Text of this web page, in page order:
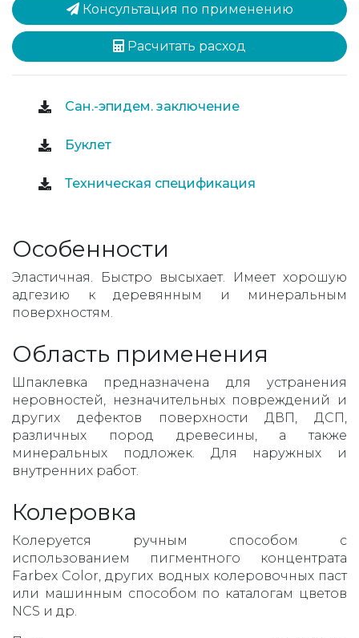
Консультация по применению
Расчитать расход
Сан.-эпидем. заключение
Буклет
Техническая спецификация
Особенности
Эластичная. Быстро высыхает. Имеет хорошую
адгезию к деревянным и минеральным
поверхностям.
Область применения
Шпаклевка предназначена для устранения
неровностей, незначительных повреждений и
других дефектов поверхности ДВП, ДСП,
различных пород древесины, а также
минеральных подложек. Для наружных и
внутренних работ.
Колеровка
Колеруется ручным способом с
использованием пигментного концентрата
Farbex Color, других водных колеровочных паст
или машинным способом по каталогам цветов
NCS и др.